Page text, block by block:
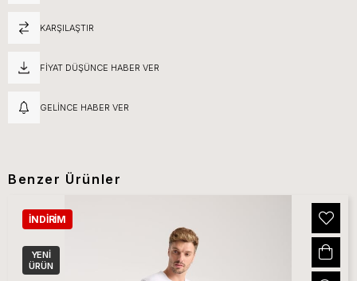
KARŞILAŞTIR
FIYAT DÜŞÜNCE HABER VER
GELINCE HABER VER
Benzer Ürünler
İNDIRIM
YENI
ÜRÜN